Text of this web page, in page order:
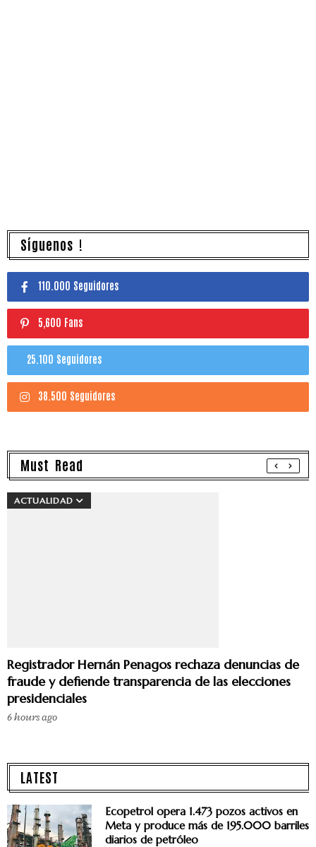
Síguenos !
110.000 Seguidores
5,600 Fans
25.100 Seguidores
38.500 Seguidores
Must Read
ACTUALIDAD
Registrador Hernán Penagos rechaza denuncias de
fraude y defiende transparencia de las elecciones
presidenciales
6 hours ago
LATEST
Ecopetrol opera 1.473 pozos activos en
Meta y produce más de 195.000 barriles
diarios de petróleo